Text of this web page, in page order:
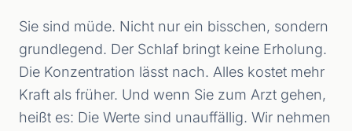
Sie sind müde. Nicht nur ein bisschen, sondern
grundlegend. Der Schlaf bringt keine Erholung.
Die Konzentration lässt nach. Alles kostet mehr
Kraft als früher. Und wenn Sie zum Arzt gehen,
heißt es: Die Werte sind unauffällig. Wir nehmen